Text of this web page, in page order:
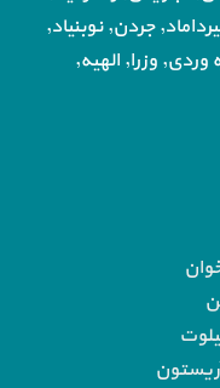
جردن, نوبنیاد,
وزرا, الهیه,